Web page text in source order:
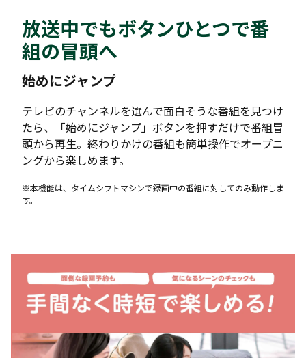
放送中でもボタンひとつで番
組の冒頭へ
始めにジャンプ
テレビのチャンネルを選んで面白そうな番組を見つけ
たら、「始めにジャンプ」ボタンを押すだけで番組冒
頭から再生。終わりかけの番組も簡単操作でオープニ
ングから楽しめます。
※本機能は、タイムシフトマシンで録画中の番組に対してのみ動作しま
す。